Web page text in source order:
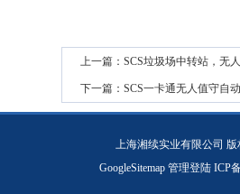
上一篇： SCS垃圾场中转站，无
下一篇： SCS一卡通无人值守自
上海湘续实业有限公司
GoogleSitemap 管理登陆ICP